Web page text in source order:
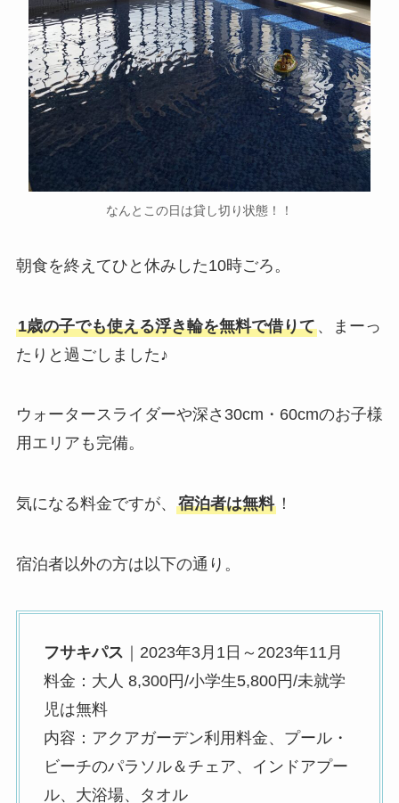
なんとこの日は貸し切り状態！！
朝食を終えてひと休みした10時ごろ。
1歳の子でも使える浮き輪を無料で借りて、まーっ
たりと過ごしました♪
ウォータースライダーや深さ30cm・60cmのお子様
用エリアも完備。
気になる料金ですが、 宿泊者は無料！
宿泊者以外の方は以下の通り。
フサキパス ｜2023年3月1日～2023年11月
料金：大人 8,300円/小学生5,800円/未就学
児は無料
内容：アクアガーデン利用料金、プール・
ビーチのパラソル＆チェア、インドアプー
ル、大浴場、タオル